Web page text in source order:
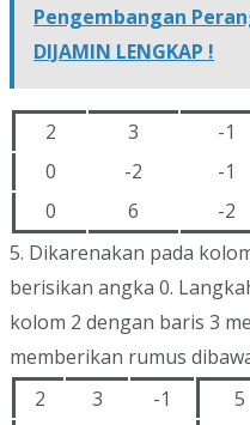
Pengembangan
DIJAMIN LENGKAP !
2 3 -1
0
-2 -1
0
6 -2
5. Dikarenakan pada
berisikan angka 0.
kolom 2 dengan baris 3
memberikan rumus
2
3 -1
5